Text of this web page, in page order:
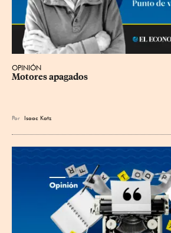
OPINIÓN
Motores apagados
Por Isaac Katz